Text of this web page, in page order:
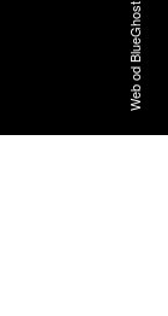
Web od BlueGhost